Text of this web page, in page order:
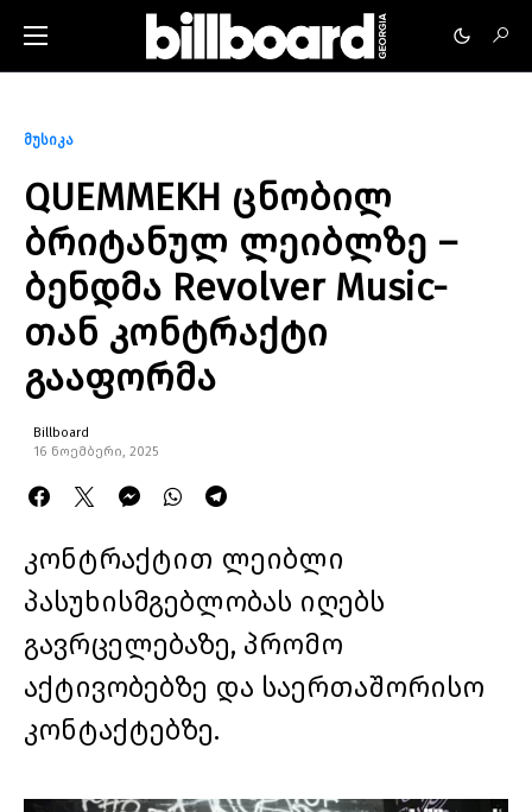
მუსიკა
QUEMMEKH ცნობილ
ბრიტანულ ლეიბლზე –
ბენდმა Revolver Music-
თან კონტრაქტი
გააფორმა
Billboard
16 ნოემბერი, 2025
კონტრაქტით ლეიბლი
პასუხისმგებლობას იღებს
გავრცელებაზე, პრომო
აქტივობებზე და საერთაშორისო
კონტაქტებზე.